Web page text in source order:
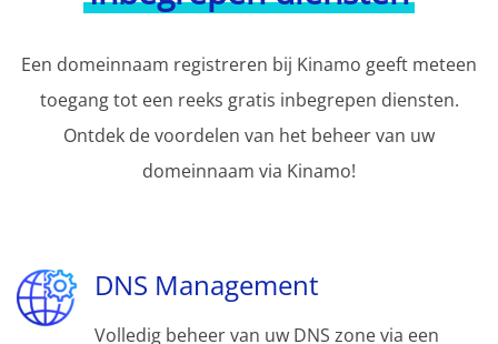
Een domeinnaam registreren bij Kinamo geeft meteen
toegang tot een reeks gratis inbegrepen diensten.
Ontdek de voordelen van het beheer van uw
domeinnaam via Kinamo!
DNS Management
Volledig beheer van uw DNS zone via een